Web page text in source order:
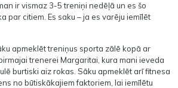
ir vismaz 3-5 treniņi nedēļā un es šo
par citiem. Es saku – ja es varēju iemīlēt
apmeklēt treniņus sporta zālē kopā ar
trenerei Margaritai, kura mani ieveda
burtiski aiz rokas. Sāku apmeklēt arī fitnesa
no būtiskākajiem faktoriem, lai iemīlētu